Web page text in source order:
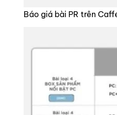
Báo giá bài PR trên